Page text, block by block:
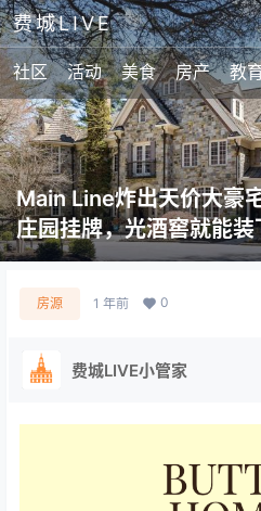
费城LIVE
社区 活动 美食 房产 教
Main Line炸出天价大豪
庄园挂牌，光酒窖就能
房源 1 年前 0
费城LIVE小管家